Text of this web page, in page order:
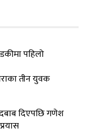
पहिलो
तीन युवक
दिएपछि गणेश